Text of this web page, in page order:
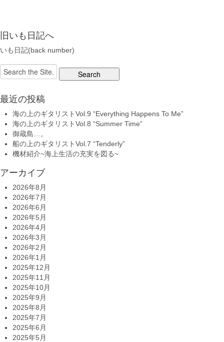
旧いも日記へ
いも日記(back number)
Search
for:
最近の投稿
海の上のギタリストVol.9 “Everything Happens To Me”
海の上のギタリストVol.8 “Summer Time”
御蔵島…。
船の上のギタリストVol.7 “Tenderly”
機材紹介~海上生活の充実を図る~
アーカイブ
2026年8月
2026年7月
2026年6月
2026年5月
2026年4月
2026年3月
2026年2月
2026年1月
2025年12月
2025年11月
2025年10月
2025年9月
2025年8月
2025年7月
2025年6月
2025年5月